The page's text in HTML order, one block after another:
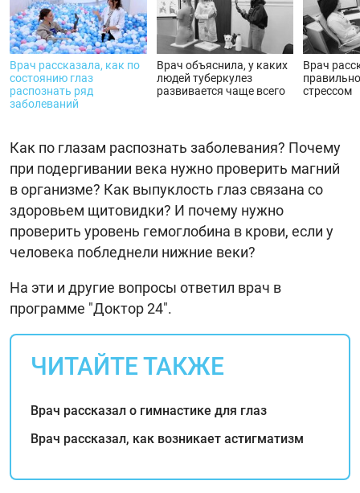
Врач рассказала, как по
состоянию глаз
распознать ряд
заболеваний
Врач объяснила, у каких
людей туберкулез
развивается чаще всего
Врач
стрессом
Как по глазам распознать заболевания? Почему
при подергивании века нужно проверить магний
в организме? Как выпуклость глаз связана со
здоровьем щитовидки? И почему нужно
проверить уровень гемоглобина в крови, если у
человека побледнели нижние веки?
На эти и другие вопросы ответил врач в
программе "Доктор 24".
ЧИТАЙТЕ ТАКЖЕ
Врач рассказал о гимнастике для глаз
Врач рассказал, как возникает астигматизм